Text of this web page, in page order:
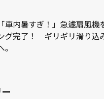
「車内暑すぎ！」急遽扇風
グ完了！ ギリギリ滑り込
。